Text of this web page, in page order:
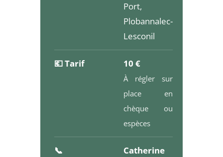
Port,
Plobannalec-
Lesconil
💶 Tarif 10 €
À régler sur
place en
chèque ou
espèces
📞
Catherine